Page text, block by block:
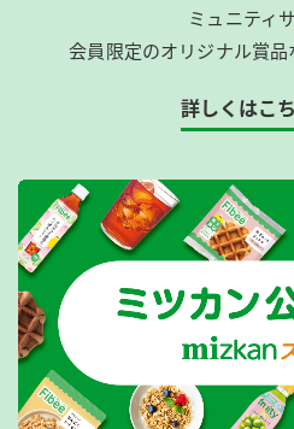
ミュニティ
会員限定のオリジナル賞品
詳しくはこ